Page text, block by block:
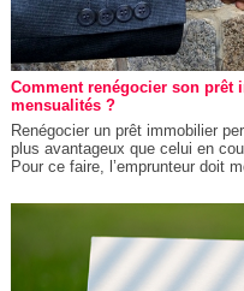
Comment renégocier son
mensualités ?
Renégocier un prêt immobilier
plus avantageux que celui en
Pour ce faire, l’emprunteur doit